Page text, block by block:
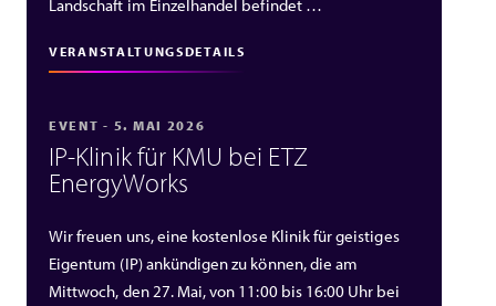
Landschaft im Einzelhandel befindet …
VERANSTALTUNGSDETAILS
EVENT - 5. MAI 2026
IP‑Klinik für KMU bei ETZ
EnergyWorks
Wir freuen uns, eine kostenlose Klinik für geistiges
Eigentum (IP) ankündigen zu können, die am
Mittwoch, den 27. Mai, von 11:00 bis 16:00 Uhr bei